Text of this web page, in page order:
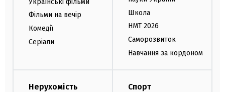
Фільми на вечір
Комедії
Серіали
Школа
НМТ 2026
Саморозвиток
Навчання за кордоном
Нерухомість Спорт